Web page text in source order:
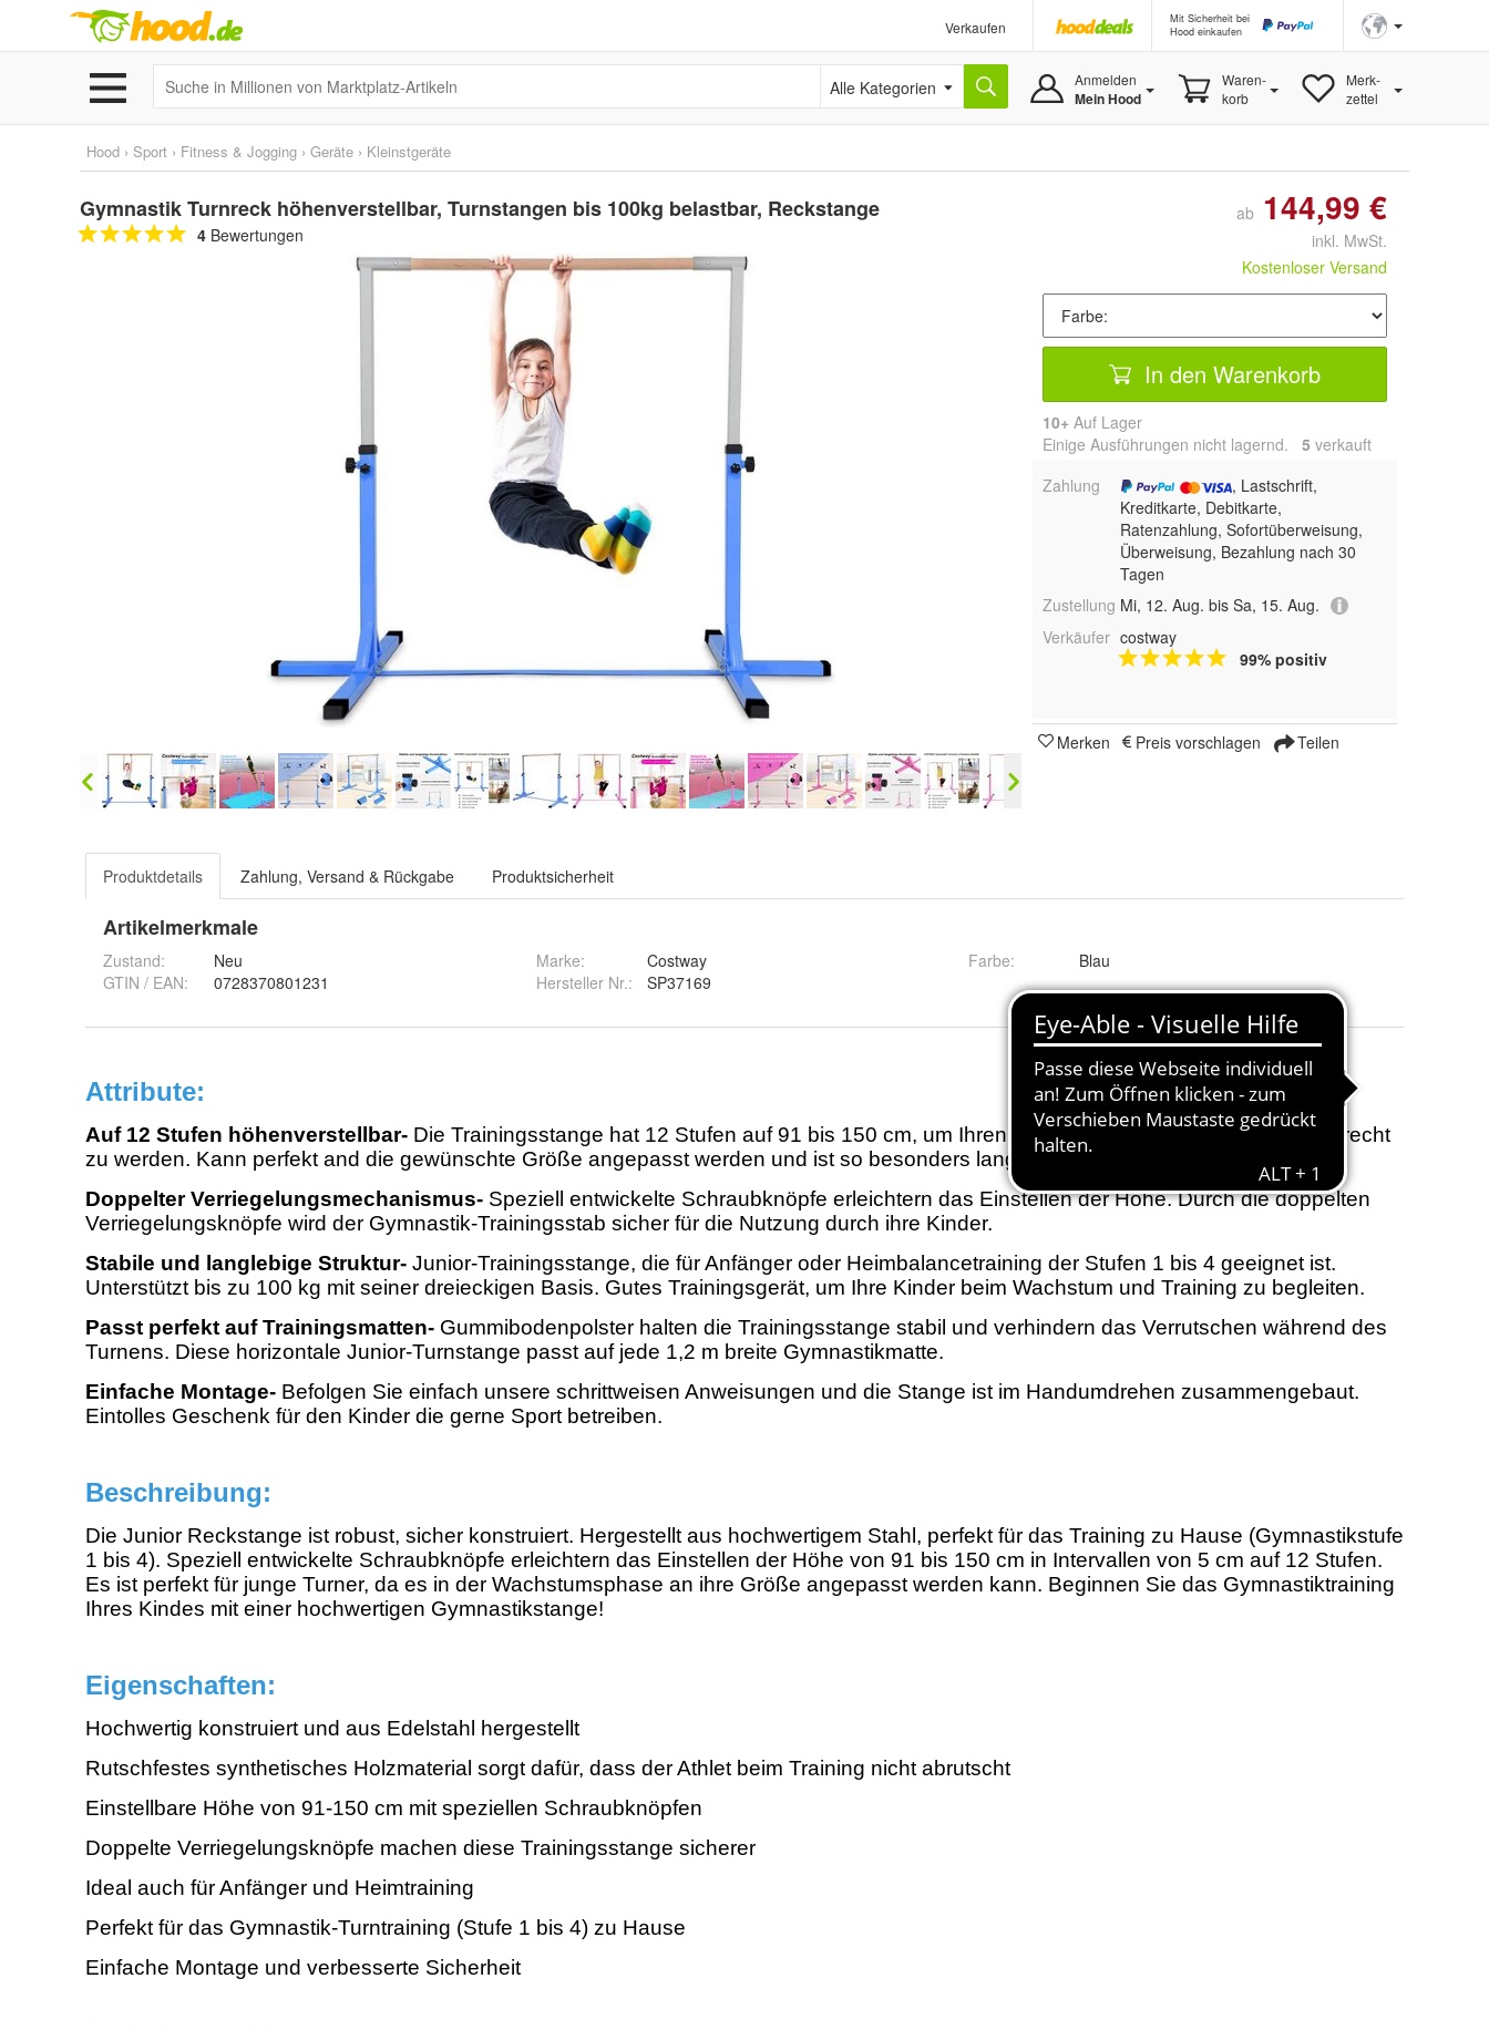
Verkaufen
Mit Sicherheit bei
Hood einkaufen
Alle Kategorien Anmelden
Mein Hood
Waren-
korb
Merk-
zettel
Hood › Sport › Fitness & Jogging › Geräte › Kleinstgeräte
Gymnastik Turnreck höhenverstellbar, Turnstangen bis 100kg belastbar, Reckstange
4 Bewertungen
ab 144,99 €
inkl. MwSt.
Kostenloser Versand
In den Warenkorb
10+ Auf Lager
Einige Ausführungen nicht lagernd. 5 verkauft
Zahlung
, Lastschrift,
Kreditkarte, Debitkarte,
Ratenzahlung, Sofortüberweisung,
Überweisung, Bezahlung nach 30
Tagen
Zustellung Mi, 12. Aug. bis Sa, 15. Aug.
Verkäufer costway
99% positiv
Merken Preis vorschlagen Teilen
Produktdetails Zahlung, Versand & Rückgabe Produktsicherheit
Artikelmerkmale
Zustand:
Neu
GTIN / EAN:
0728370801231
Marke:
Costway
Hersteller Nr.:
SP37169
Farbe: Blau